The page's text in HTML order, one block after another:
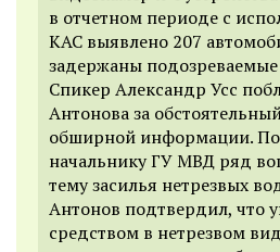
в отчетном периоде с
КАС выявлено 207
задержаны
Спикер Александр Усс
Антонова за
обширной информации.
начальнику ГУ МВД ряд
тему засилья нетрезвых
Антонов подтвердил, что
средством в нетрезвом